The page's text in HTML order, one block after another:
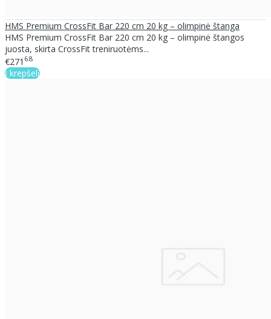
HMS Premium CrossFit Bar 220 cm 20 kg – olimpinė štanga
HMS Premium CrossFit Bar 220 cm 20 kg – olimpinė štangos
juosta, skirta CrossFit treniruotėms...
€271 68
Į krepšelį